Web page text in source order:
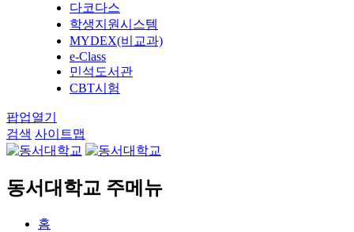
다코다스
학생지원시스템
MYDEX(비교과)
e-Class
민석도서관
CBT시험
팝업열기
검색 사이트맵
동서대학교 주메뉴
홈